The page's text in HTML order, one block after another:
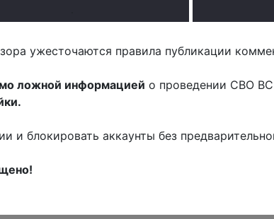
ужесточаются правила публикации
ложной информацией о проведении СВО
и блокировать аккаунты без